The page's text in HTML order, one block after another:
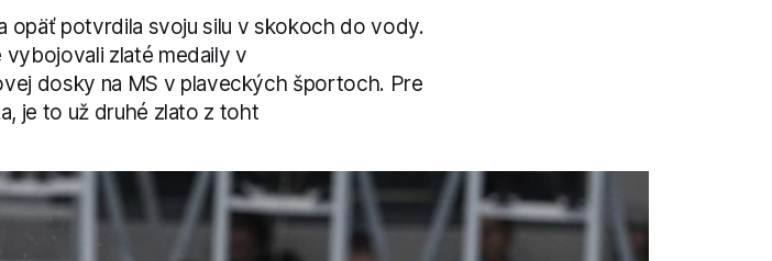
opäť potvrdila svoju silu v skokoch do vody.
vybojovali zlaté medaily v
dosky na MS v plaveckých športoch. Pre
je to už druhé zlato z toht